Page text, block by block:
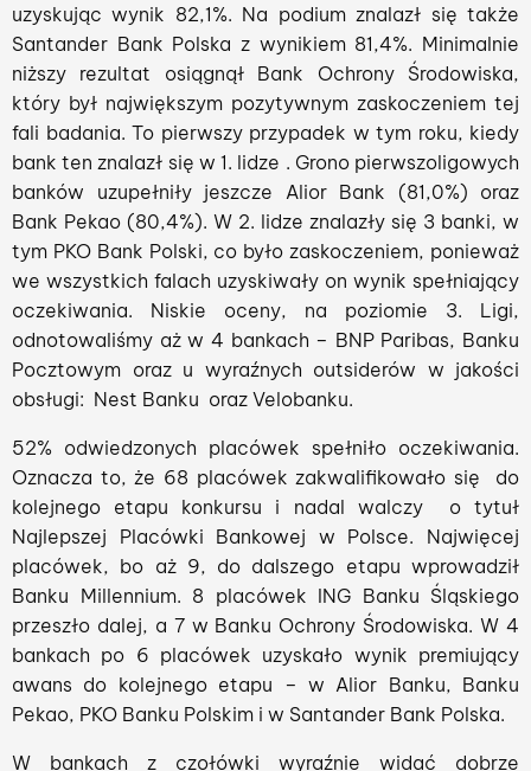
uzyskując wynik 82,1%. Na podium znalazł się także
Santander Bank Polska z wynikiem 81,4%. Minimalnie
niższy rezultat osiągnął Bank Ochrony Środowiska,
który był największym pozytywnym zaskoczeniem tej
fali badania. To pierwszy przypadek w tym roku, kiedy
bank ten znalazł się w 1. lidze . Grono pierwszoligowych
banków uzupełniły jeszcze Alior Bank (81,0%) oraz
Bank Pekao (80,4%). W 2. lidze znalazły się 3 banki, w
tym PKO Bank Polski, co było zaskoczeniem, ponieważ
we wszystkich falach uzyskiwały on wynik spełniający
oczekiwania. Niskie oceny, na poziomie 3. Ligi,
odnotowaliśmy aż w 4 bankach – BNP Paribas, Banku
Pocztowym oraz u wyraźnych outsiderów w jakości
obsługi: Nest Banku oraz Velobanku.
52% odwiedzonych placówek spełniło oczekiwania.
Oznacza to, że 68 placówek zakwalifikowało się do
kolejnego etapu konkursu i nadal walczy o tytuł
Najlepszej Placówki Bankowej w Polsce. Najwięcej
placówek, bo aż 9, do dalszego etapu wprowadził
Banku Millennium. 8 placówek ING Banku Śląskiego
przeszło dalej, a 7 w Banku Ochrony Środowiska. W 4
bankach po 6 placówek uzyskało wynik premiujący
awans do kolejnego etapu – w Alior Banku, Banku
Pekao, PKO Banku Polskim i w Santander Bank Polska.
W bankach z czołówki wyraźnie widać dobrze